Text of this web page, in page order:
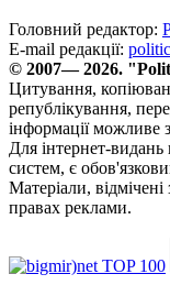
Головний редактор:
E-mail редакції:
© 2007— 2026.
Цитування,
републікування,
інформації можливе
Для інтернет-
систем, є
Матеріали,
правах реклами.